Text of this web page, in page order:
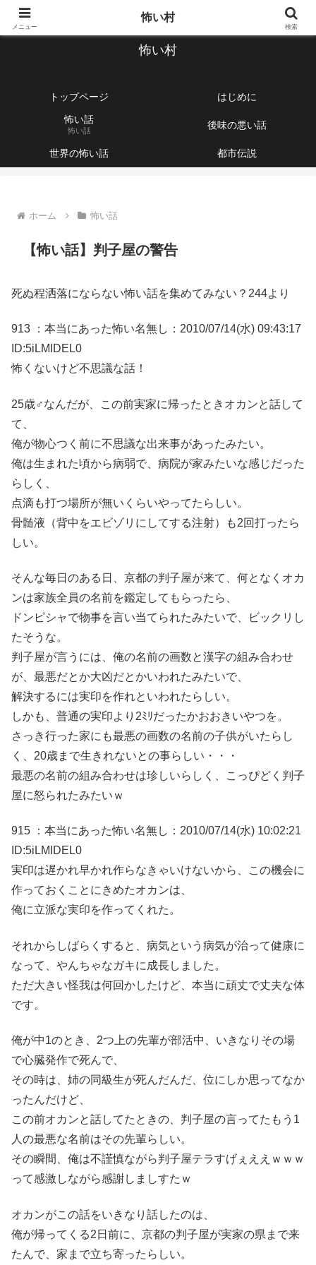
【1760話以上】怖い話と不思議な話を集めて紹介するサイト
怖い村
トップページ
はじめに
怖い話
怖い話 後味の悪い話
世界の怖い話 都市伝説
ホーム 怖い話
【怖い話】判子屋の警告
死ぬ程洒落にならない怖い話を集めてみない？244より
913 ：本当にあった怖い名無し：2010/07/14(水) 09:43:17
ID:5iLMIDEL0
怖くないけど不思議な話！
25歳♂なんだが、この前実家に帰ったときオカンと話して
て、
俺が物心つく前に不思議な出来事があったみたい。
俺は生まれた頃から病弱で、病院が家みたいな感じだった
らしく、
点滴も打つ場所が無いくらいやってたらしい。
骨髄液（背中をエビゾリにしてする注射）も2回打ったら
しい。
そんな毎日のある日、京都の判子屋が来て、何となくオカ
ンは家族全員の名前を鑑定してもらったら、
ドンピシャで物事を言い当てられたみたいで、ビックリし
たそうな。
判子屋が言うには、俺の名前の画数と漢字の組み合わせ
が、最悪だとか大凶だとかいわれたみたいで、
解決するには実印を作れといわれたらしい。
しかも、普通の実印より2ﾐﾘだったかおおきいやつを。
さっき行った家にも最悪の画数の名前の子供がいたらし
く、20歳まで生きれないとの事らしい・・・
最悪の名前の組み合わせは珍しいらしく、こっぴどく判子
屋に怒られたみたいｗ
915 ：本当にあった怖い名無し：2010/07/14(水) 10:02:21
ID:5iLMIDEL0
実印は遅かれ早かれ作らなきゃいけないから、この機会に
作っておくことにきめたオカンは、
俺に立派な実印を作ってくれた。
それからしばらくすると、病気という病気が治って健康に
なって、やんちゃなガキに成長しました。
ただ大きい怪我は何回かしたけど、本当に頑丈で丈夫な体
です。
俺が中1のとき、2つ上の先輩が部活中、いきなりその場
で心臓発作で死んで、
その時は、姉の同級生が死んだんだ、位にしか思ってなか
ったんだけど、
この前オカンと話してたときの、判子屋の言ってたもう1
人の最悪な名前はその先輩らしい。
その瞬間、俺は不謹慎ながら判子屋テラすげぇええｗｗｗ
って感激しながら感謝しましすたｗ
オカンがこの話をいきなり話したのは、
俺が帰ってくる2日前に、京都の判子屋が実家の県まで来
たんで、家まで立ち寄ったらしい。
メニュー
怖い村
検索